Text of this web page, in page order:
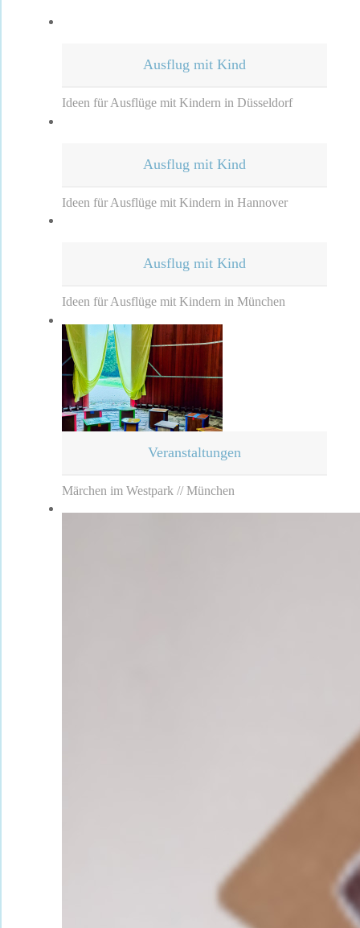
Ausflug mit Kind
Ideen für Ausflüge mit Kindern in Düsseldorf
Ausflug mit Kind
Ideen für Ausflüge mit Kindern in Hannover
Ausflug mit Kind
Ideen für Ausflüge mit Kindern in München
Veranstaltungen
Märchen im Westpark // München